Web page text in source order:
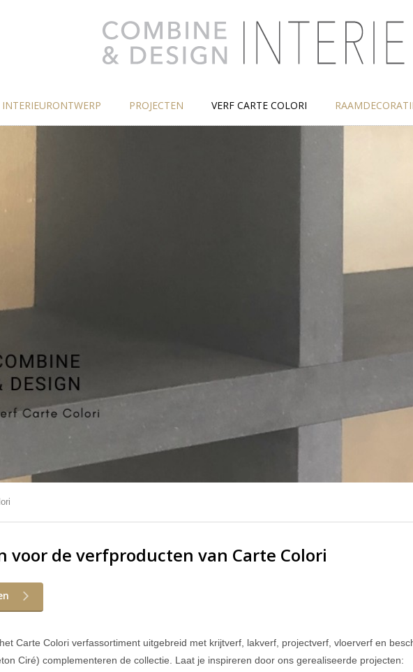
INTERIEURONTWERP PROJECTEN VERF CARTE COLORI
voor de verfproducten van Carte Colori
Carte Colori verfassortiment uitgebreid met krijtverf, lakverf, projectverf, vloerverf en
Ciré) complementeren de collectie. Laat je inspireren door ons gerealiseerde projecten: